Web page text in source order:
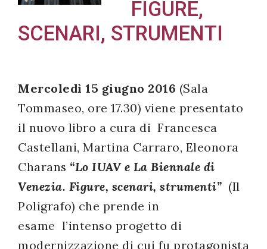
FIGURE,
SCENARI, STRUMENTI
Mercoledì 15 giugno 2016 (Sala
Tommaseo, ore 17.30) viene presentato
il nuovo libro a cura di Francesca
Castellani, Martina Carraro, Eleonora
Charans “Lo IUAV e La Biennale di
Venezia. Figure, scenari, strumenti” (Il
Poligrafo) che prende in
esame l’intenso progetto di
modernizzazione di cui fu protagonista
miei dati
accordo
con il
decreto
legislativo
196/03
Registrazione